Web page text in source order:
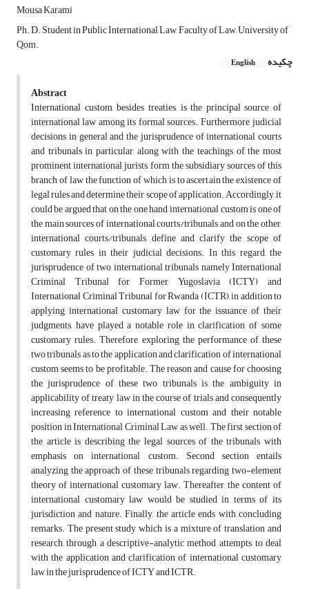
Mousa Karami
Ph. D. Student in Public International Law, Faculty of Law, University of
Qom.
چکیده
English
Abstract
International custom, besides treaties, is the principal source of
international law among its formal sources. Furthermore, judicial
decisions in general and the jurisprudence of international courts
and tribunals in particular, along with the teachings of the most
prominent international jurists, form the subsidiary sources of this
branch of law the function of which is to ascertain the existence of
legal rules and determine their scope of application. Accordingly, it
could be argued that on the one hand, international custom is one of
the main sources of international courts/tribunals and on the other,
international courts/tribunals define and clarify the scope of
customary rules in their judicial decisions. In this regard, the
jurisprudence of two international tribunals namely International
Criminal Tribunal for Former Yugoslavia (ICTY) and
International Criminal Tribunal for Rwanda (ICTR), in addition to
applying international customary law for the issuance of their
judgments, have played a notable role in clarification of some
customary rules. Therefore, exploring the performance of these
two tribunals as to the application and clarification of international
custom seems to be profitable. The reason and cause for choosing
the jurisprudence of these two tribunals is the ambiguity in
applicability of treaty law in the course of trials and consequently
increasing reference to international custom and their notable
position in International Criminal Law as well. The first section of
the article is describing the legal sources of the tribunals with
emphasis on international custom. Second section entails
analyzing the approach of these tribunals regarding two-element
theory of international customary law. Thereafter, the content of
international customary law would be studied in terms of its
jurisdiction and nature. Finally, the article ends with concluding
remarks. The present study which is a mixture of translation and
research, through a descriptive-analytic method, attempts to deal
with the application and clarification of international customary
law in the jurisprudence of ICTY and ICTR.